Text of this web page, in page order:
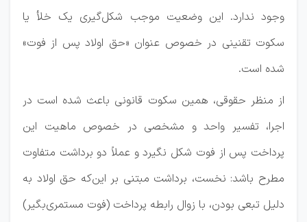
وجود ندارد. این وضعیت موجب شکل‌گیری یک خلأ یا
سکوت تقنینی در خصوص عنوان «حق اولاد پس از فوت»
شده است.
از منظر حقوقی، همین سکوت قانونی باعث شده است در
اجرا، تفسیر واحد و مشخصی در خصوص ماهیت این
پرداخت پس از فوت شکل نگیرد و عملاً دو برداشت متفاوت
مطرح باشد: نخست، برداشت مبتنی بر این‌که حق اولاد به
دلیل تبعی بودن، با زوال رابطه پرداخت (فوت مستمری‌بگیر)